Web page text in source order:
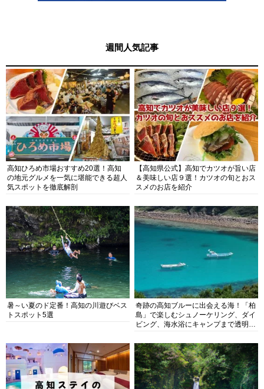
週間人気記事
高知ひろめ市場おすすめ20選！高知
の地元グルメを一気に堪能できる超人
気スポットを徹底解剖
【高知県公式】高知でカツオが旨い店
＆美味しい店９選！カツオの旬とおス
スメのお店を紹介
暑～い夏のド定番！高知の川遊びベス
トスポット5選
奇跡の高知ブルーに出会える海！「柏
島」で楽しむシュノーケリング、ダイ
ビング、海水浴にキャンプまで透明度